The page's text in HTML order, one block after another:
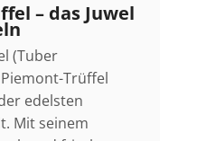
– das Juwel
(Tuber
Trüffel
edelsten
Mit seinem